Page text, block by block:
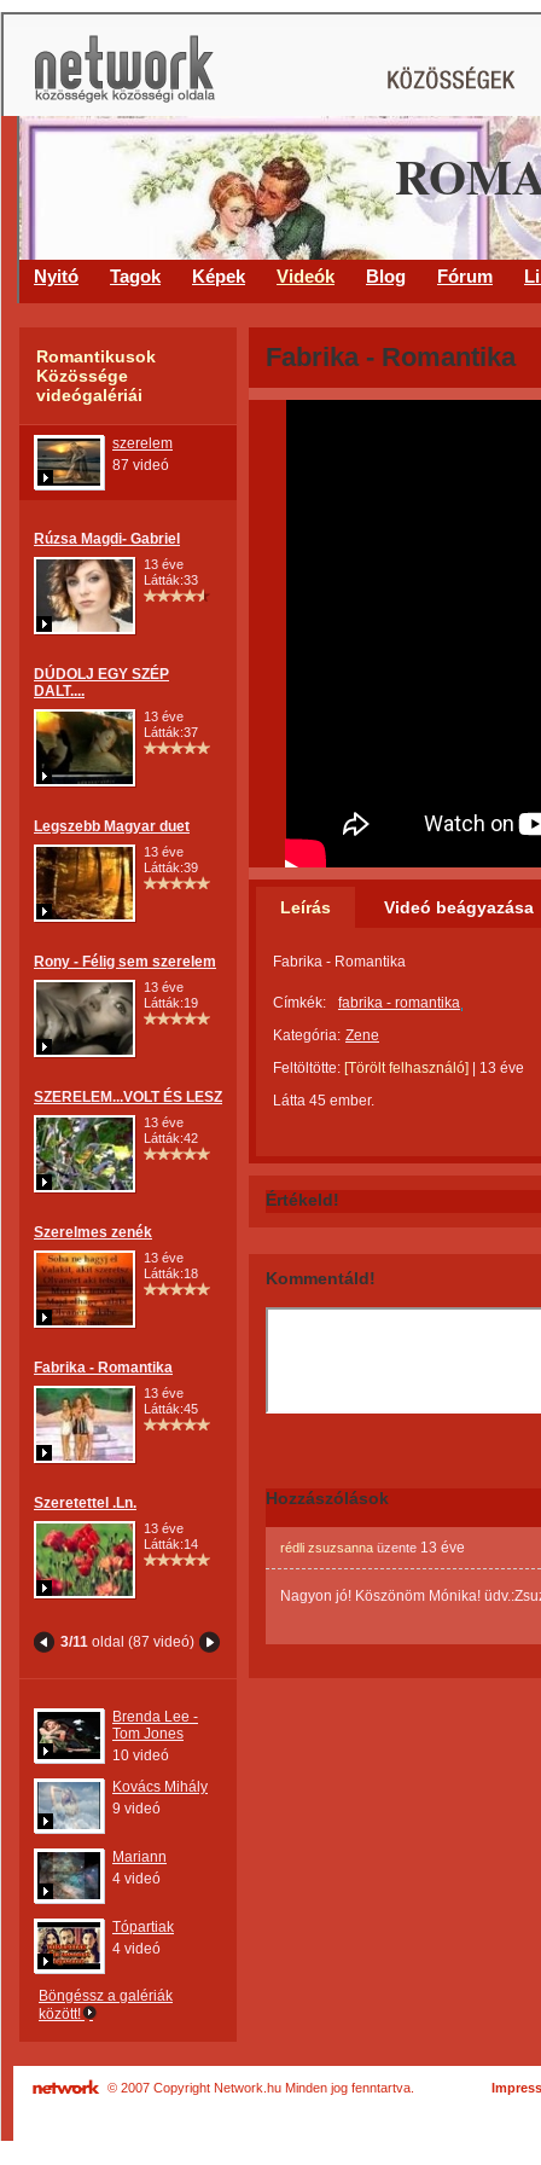
Nyitó Tagok Képek Videók Blog Fórum
Romantikusok
Közössége
videógalériái
szerelem
87 videó
Rúzsa Magdi- Gabriel
13 éve
Látták:33
DÚDOLJ EGY SZÉP
DALT....
13 éve
Látták:37
Legszebb Magyar duet
13 éve
Látták:39
Rony - Félig sem szerelem
13 éve
Látták:19
SZERELEM...VOLT ÉS LESZ
13 éve
Látták:42
Szerelmes zenék
13 éve
Látták:18
Fabrika - Romantika
13 éve
Látták:45
Szeretettel .Ln.
13 éve
Látták:14
3/11 oldal (87 videó)
Brenda Lee -
Tom Jones
10 videó
Kovács Mihály
9 videó
Mariann
4 videó
Tópartiak
4 videó
Böngéssz a galériák
között!
Fabrika - Romantika
Leírás Videó beágyazása
Fabrika - Romantika
Címkék:
fabrika - romantika
Kategória: Zene
Feltöltötte: [Törölt felhasználó]
13 éve
Látta 45 ember.
Értékeld!
Kommentáld!
Hozzászólások
rédli zsuzsanna üzente 13 éve
Nagyon jó! Köszönöm Mónika!
© 2007 Copyright Network.hu Minden jog fenntartva.